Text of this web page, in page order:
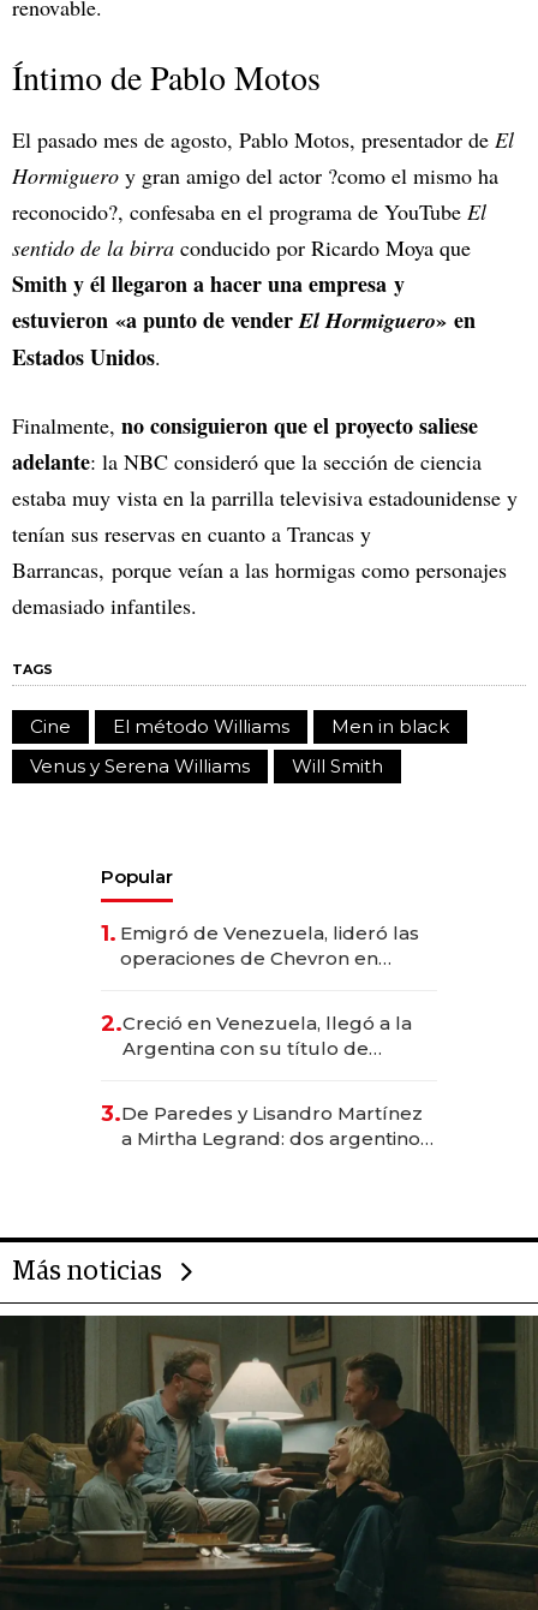
renovable.
Íntimo de Pablo Motos
El pasado mes de agosto, Pablo Motos, presentador de El
Hormiguero y gran amigo del actor ?como el mismo ha
reconocido?, confesaba en el programa de YouTube El
sentido de la birra conducido por Ricardo Moya que
Smith y él llegaron a hacer una empresa y
estuvieron «a punto de venderEl Hormiguero» en
Estados Unidos.
Finalmente, no consiguieron que el proyecto saliese
adelante: la NBC consideró que la sección de ciencia
estaba muy vista en la parrilla televisiva estadounidense y
tenían sus reservas en cuanto a Trancas y
Barrancas, porque veían a las hormigas como personajes
demasiado infantiles.
TAGS
Cine El método Williams
Men in black
Venus y Serena Williams
Will Smith
Popular
1. Emigró de Venezuela, lideró las
operaciones de Chevron en
2.Creció en Venezuela, llegó a la
Argentina con su título de
las marcas "fast premium"
3.De Paredes y Lisandro Martínez
a Mirtha Legrand: dos argentinos
Más noticias